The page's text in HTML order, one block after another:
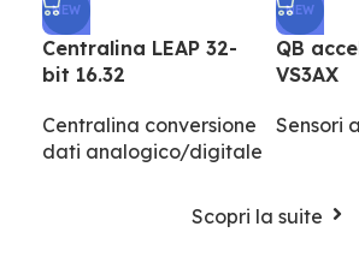
NEW
Centralina LEAP 32-
bit 16.32
Centralina conversione
dati analogico/digitale
NEW
QB
VS3AX
Sensori
Scopri la suite